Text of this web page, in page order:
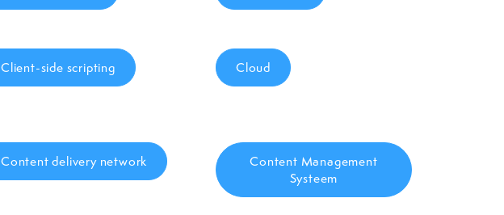
Client-side scripting Cloud
Content delivery network
Content Management
Systeem